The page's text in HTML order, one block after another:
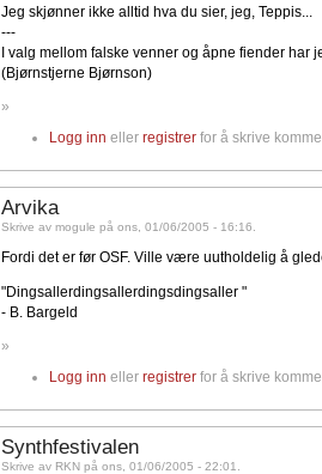
Jeg skjønner ikke alltid hva du sier, jeg, Teppis...
---
I valg mellom falske venner og åpne fiender har
(Bjørnstjerne Bjørnson)
»
Logg inn ellerregistrer for å skrive
Arvika
Skrive av mogule på ons, 01/06/2005 - 16:16.
Fordi det er før OSF. Ville være uutholdelig å
"Dingsallerdingsallerdingsdingsaller "
- B. Bargeld
»
Logg inn ellerregistrer for å skrive
Synthfestivalen
Skrive av RKN på ons, 01/06/2005 - 22:01.